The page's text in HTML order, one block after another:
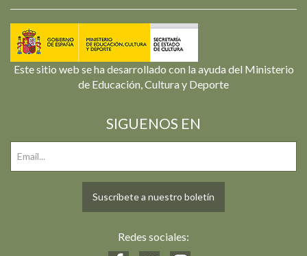
Este sitio web se ha desarrollado con la ayuda del Ministerio
de Educación, Cultura y Deporte
SIGUENOS EN
Suscríbete a nuestro boletín
Redes sociales: